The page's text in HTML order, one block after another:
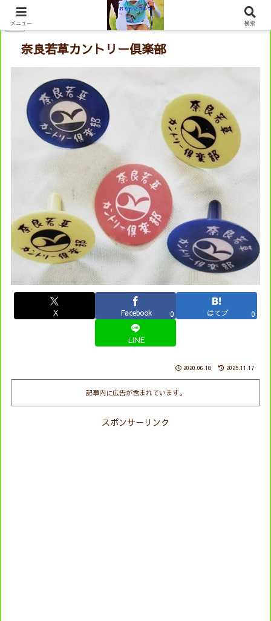
PR
奈良若草カントリー倶楽部
X Facebook 0 はてブ 0
LINE
2020.06.18 2025.11.17
記事内に広告が含まれています。
スポンサーリンク
メニュー 検索